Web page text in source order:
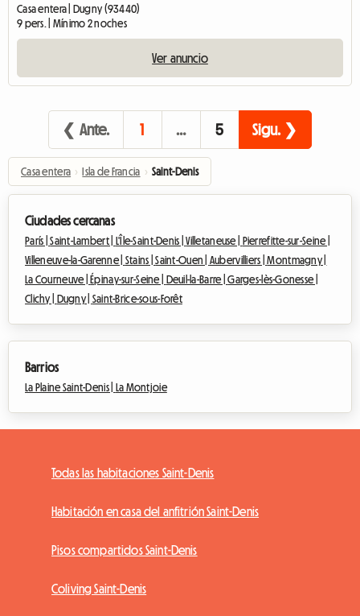
Casa entera | Dugny (93440)
9 pers. | Mínimo 2 noches
Ver anuncio
❮ Ante. 1 … 5 Sigu. ❯
Casa entera › Isla de Francia › Saint-Denis
Ciudades cercanas
París |Saint-Lambert | L'Île-Saint-Denis |Villetaneuse |
Pierrefitte-sur-Seine |
Villeneuve-la-Garenne | Stains |Saint-Ouen | Aubervilliers |Montmagny |
La Courneuve |
Épinay-sur-Seine | Deuil-la-Barre |Garges-lès-Gonesse |
Clichy |
Dugny | Saint-Brice-sous-Forêt
Barrios
La Plaine Saint-Denis | La Montjoie
Todas las habitaciones Saint-Denis
Habitación en casa del anfitrión Saint-Denis
Pisos compartidos Saint-Denis
Coliving Saint-Denis